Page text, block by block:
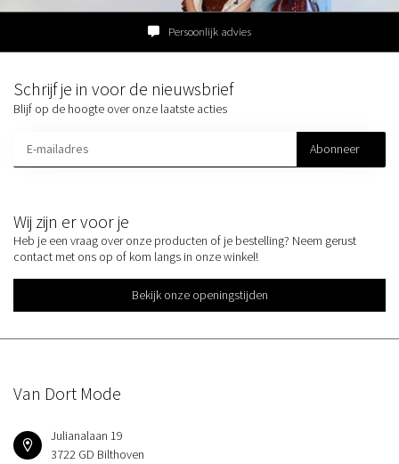
Persoonlijk advies
Wij zijn er voor je
Heb je een vraag over onze producten of je bestelling? Neem gerust
contact met ons op of kom langs in onze winkel!
Bekijk onze openingstijden
Schrijf je in voor de nieuwsbrief
Blijf op de hoogte over onze laatste acties
Abonneer
Van Dort Mode
Julianalaan 19
3722 GD Bilthoven